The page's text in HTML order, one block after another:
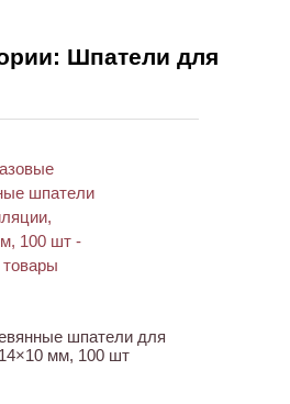
Шпатели для
шпатели для
мм, 100 шт